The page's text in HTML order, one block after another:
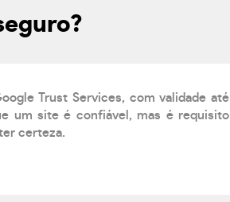
Trust Services, com validade até
um site é confiável, mas é requisito
certeza.